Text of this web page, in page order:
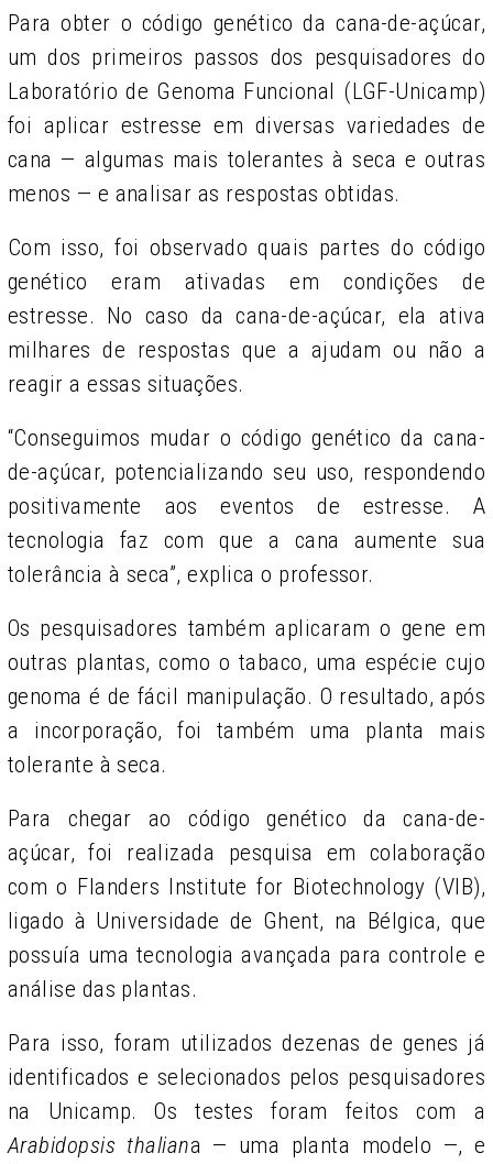
Para obter o código genético da cana-de-açúcar,
um dos primeiros passos dos pesquisadores do
Laboratório de Genoma Funcional (LGF-Unicamp)
foi aplicar estresse em diversas variedades de
cana — algumas mais tolerantes à seca e outras
menos — e analisar as respostas obtidas.
Com isso, foi observado quais partes do código
genético eram ativadas em condições de
estresse. No caso da cana-de-açúcar, ela ativa
milhares de respostas que a ajudam ou não a
reagir a essas situações.
“Conseguimos mudar o código genético da cana-
de-açúcar, potencializando seu uso, respondendo
positivamente aos eventos de estresse. A
tecnologia faz com que a cana aumente sua
tolerância à seca”, explica o professor.
Os pesquisadores também aplicaram o gene em
outras plantas, como o tabaco, uma espécie cujo
genoma é de fácil manipulação. O resultado, após
a incorporação, foi também uma planta mais
tolerante à seca.
Para chegar ao código genético da cana-de-
açúcar, foi realizada pesquisa em colaboração
com o Flanders Institute for Biotechnology (VIB),
ligado à Universidade de Ghent, na Bélgica, que
possuía uma tecnologia avançada para controle e
análise das plantas.
Para isso, foram utilizados dezenas de genes já
identificados e selecionados pelos pesquisadores
na Unicamp. Os testes foram feitos com a
Arabidopsis thaliana — uma planta modelo —, e